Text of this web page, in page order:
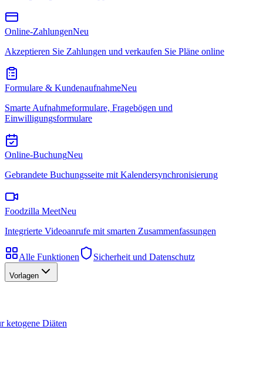
Online-ZahlungenNeu
Akzeptieren Sie Zahlungen und verkaufen Sie Pläne online
Formulare & KundenaufnahmeNeu
Smarte Aufnahmeformulare, Fragebögen und
Einwilligungsformulare
Online-BuchungNeu
Gebrandete Buchungsseite mit Kalendersynchronisierung
Foodzilla MeetNeu
Integrierte Videoanrufe mit smarten Zusammenfassungen
Alle Funktionen Sicherheit und Datenschutz
Vorlagen
ketogene Diäten